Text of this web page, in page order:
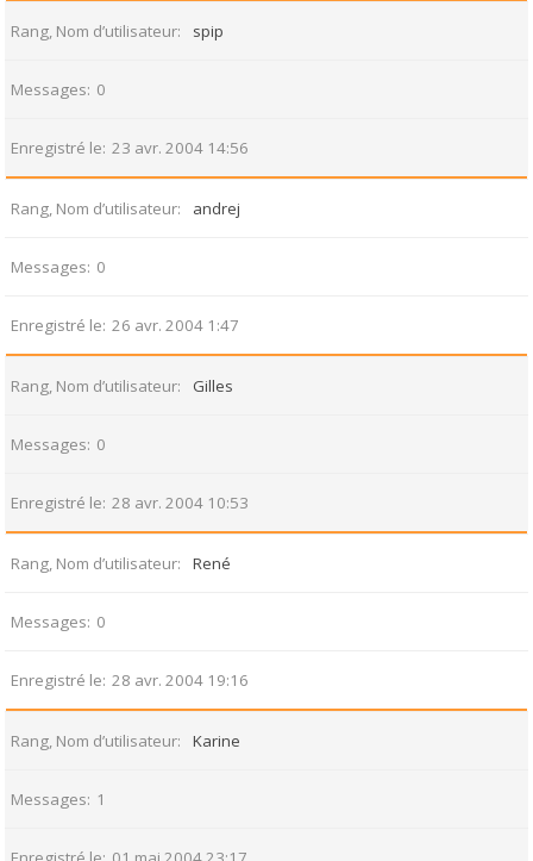
Rang, Nom d’utilisateur spip
Messages 0
Enregistré le 23 avr. 2004 14:56
Rang, Nom d’utilisateur andrej
Messages 0
Enregistré le 26 avr. 2004 1:47
Rang, Nom d’utilisateur Gilles
Messages 0
Enregistré le 28 avr. 2004 10:53
Rang, Nom d’utilisateur René
Messages 0
Enregistré le 28 avr. 2004 19:16
Rang, Nom d’utilisateur Karine
Messages 1